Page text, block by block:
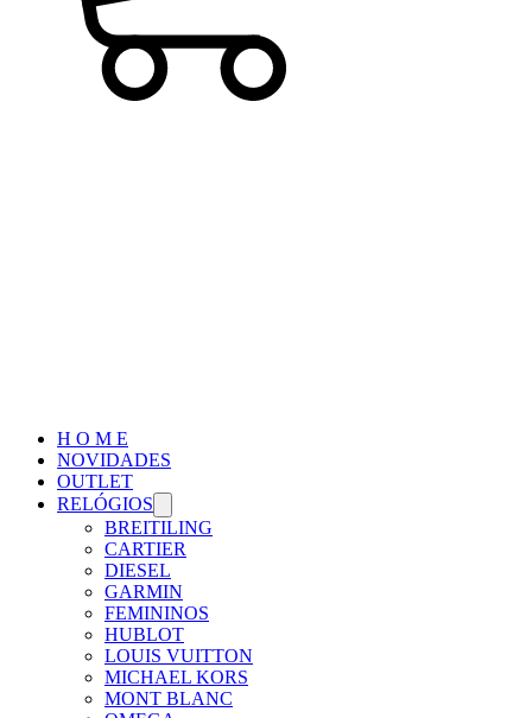
H O M E
NOVIDADES
OUTLET
RELÓGIOS
BREITILING
CARTIER
DIESEL
GARMIN
FEMININOS
HUBLOT
LOUIS VUITTON
MICHAEL KORS
MONT BLANC